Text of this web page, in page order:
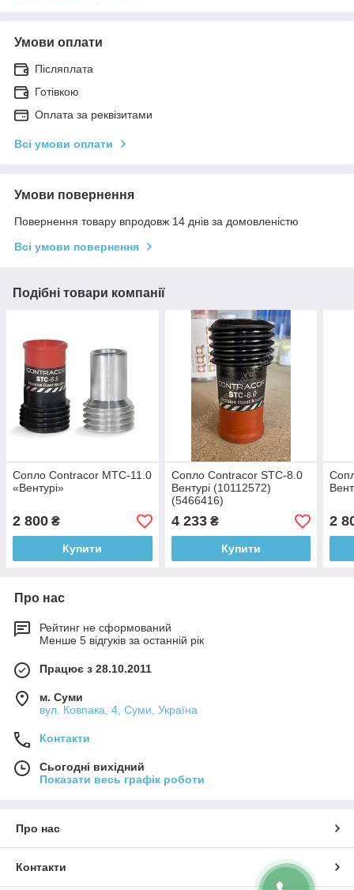
Умови оплати
Післяплата
Готівкою
Оплата за реквізитами
Всі умови оплати
Умови повернення
Повернення товару впродовж 14 днів за домовленістю
Всі умови повернення
Подібні товари компанії
Сопло Contracor MTC-11.0
«Вентурі»
2 800 ₴
Купити
Сопло Contracor STC-8.0
Вентурі (10112572)
(5466416)
4 233₴
Купити
2
Про нас
Рейтинг не сформований
Менше 5 відгуків за останній рік
Працює з 28.10.2011
м. Суми
вул. Ковпака, 4, Суми, Україна
Контакти
Сьогодні вихідний
Показати весь графік роботи
Про нас
Контакти